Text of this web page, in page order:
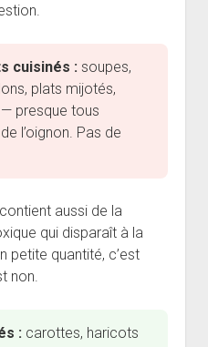
cuisinés : soupes,
plats mijotés,
presque tous
l’oignon. Pas de
aussi de la
qui disparaît à la
petite quantité, c’est
non.
: carottes, haricots